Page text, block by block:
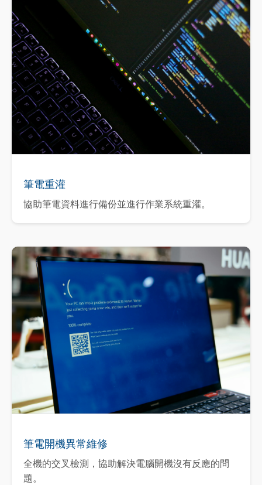
筆電重灌
協助筆電資料進行備份並進行作業系統重灌。
筆電開機異常維修
全機的交叉檢測，協助解決電腦開機沒有反應的問
題。